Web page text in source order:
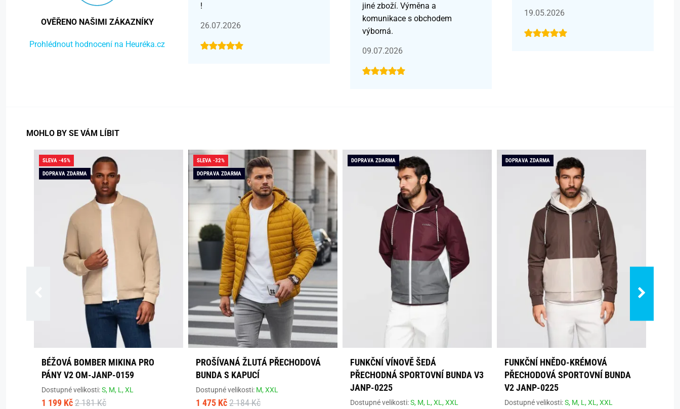
OVĚŘENO NAŠIMI ZÁKAZNÍKY
Prohlédnout hodnocení na Heuréka.cz
!
26.07.2026
jiné zboží. Výměna a
komunikace s obchodem
výborná.
09.07.2026
19.05.2026
MOHLO BY SE VÁM LÍBIT
SLEVA -45%
DOPRAVA ZDARMA
BÉŽOVÁ BOMBER MIKINA PRO
PÁNY V2 OM-JANP-0159
Dostupné velikosti:S, M, L,XL
1 199 Kč 2 181 Kč
SLEVA -32%
DOPRAVA ZDARMA
PROŠÍVANÁ ŽLUTÁ PŘECHODOVÁ
BUNDA S KAPUCÍ
Dostupné velikosti: M,XXL
1 475 Kč 2 184 Kč
DOPRAVA ZDARMA
FUNKČNÍ VÍNOVĚ ŠEDÁ
PŘECHODNÁ SPORTOVNÍ BUNDA V3
JANP-0225
Dostupné velikosti:S, M, L,XL,XXL
DOPRAVA ZDARMA
FUNKČNÍ HNĚDO-KRÉMOVÁ
PŘECHODOVÁ SPORTOVNÍ BUNDA
V2 JANP-0225
Dostupné velikosti:S, M, L,XL,XXL